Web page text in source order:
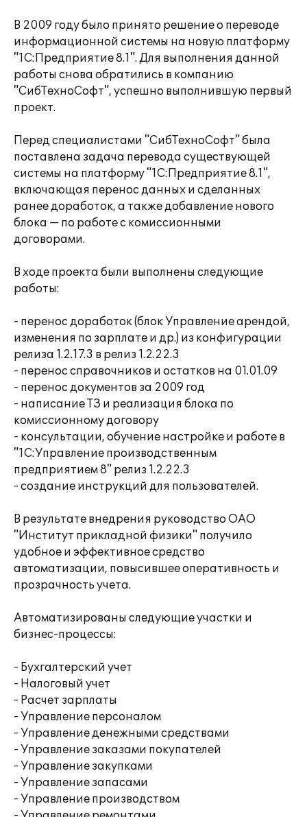
В 2009 году было принято решение о переводе
информационной системы на новую платформу
"1С:Предприятие 8.1". Для выполнения данной
работы снова обратились в компанию
"СибТехноСофт", успешно выполнившую первый
проект.
Перед специалистами "СибТехноСофт" была
поставлена задача перевода существующей
системы на платформу "1С:Предприятие 8.1",
включающая перенос данных и сделанных
ранее доработок, а также добавление нового
блока — по работе с комиссионными
договорами.
В ходе проекта были выполнены следующие
работы:
- перенос доработок (блок Управление арендой,
изменения по зарплате и др.) из конфигурации
релиза 1.2.17.3 в релиз 1.2.22.3
- перенос справочников и остатков на 01.01.09
- перенос документов за 2009 год
- написание ТЗ и реализация блока по
комиссионному договору
- консультации, обучение настройке и работе в
"1С:Управление производственным
предприятием 8" релиз 1.2.22.3
- создание инструкций для пользователей.
В результате внедрения руководство ОАО
"Институт прикладной физики" получило
удобное и эффективное средство
автоматизации, повысившее оперативность и
прозрачность учета.
Автоматизированы следующие участки и
бизнес-процессы:
- Бухгалтерский учет
- Налоговый учет
- Расчет зарплаты
- Управление персоналом
- Управление денежными средствами
- Управление заказами покупателей
- Управление закупками
- Управление запасами
- Управление производством